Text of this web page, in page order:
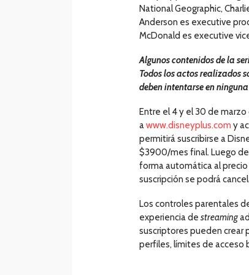
National Geographic,
Anderson es executive
McDonald es executive
Algunos contenidos de la
Todos los actos realizados
deben intentarse en
Entre el 4 y el 30 de
a www.disneyplus.com y
permitirá suscribirse a
$3900/mes final. Luego de
forma automática al
suscripción se podrá
Los controles parentales
experiencia de streaming
suscriptores pueden crear
perfiles, límites de acceso